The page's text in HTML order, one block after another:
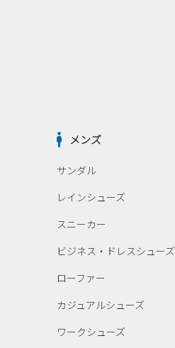
メンズ
サンダル
レインシューズ
スニーカー
ビジネス・ドレスシューズ
ローファー
カジュアルシューズ
ワークシューズ